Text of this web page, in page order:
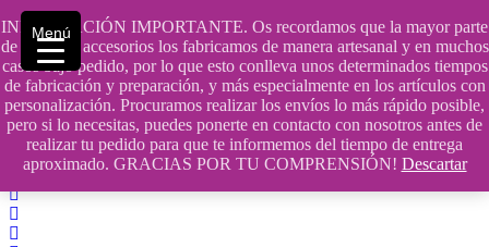
INFORMACIÓN IMPORTANTE. Os recordamos que la mayor parte
de nuestros accesorios los fabricamos de manera artesanal y en muchos
casos bajo pedido, por lo que esto conlleva unos determinados tiempos
de fabricación y preparación, y más especialmente en los artículos con
personalización. Procuramos realizar los envíos lo más rápido posible,
pero si lo necesitas, puedes ponerte en contacto con nosotros antes de
realizar tu pedido para que te informemos del tiempo de entrega
aproximado. GRACIAS POR TU COMPRENSIÓN! Descartar
Saltar
contenido
609241475 SOLO DE 10:00 a 14:00
info@hobbyaescala.com
San Fernando de Henares
10:00 - 14:00
Menú